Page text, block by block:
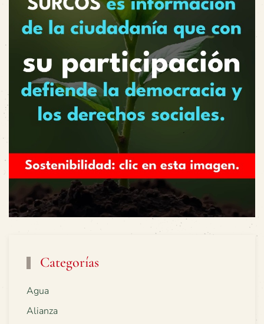
Categorías
Agua
Alianza